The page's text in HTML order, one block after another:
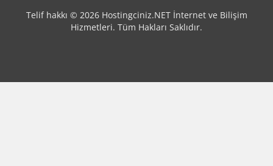
Telif hakkı © 2026 Hostingciniz.NET İnternet ve Bilişim
Hizmetleri. Tüm Hakları Saklıdır.